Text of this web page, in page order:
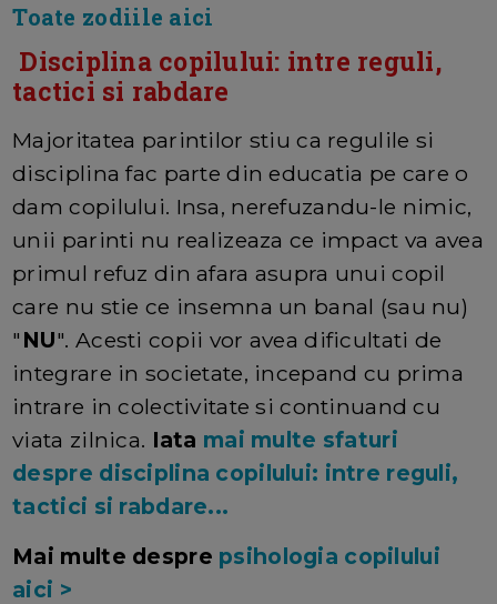
Toate zodiile aici
Disciplina copilului: intre reguli,
tactici si rabdare
Majoritatea parintilor stiu ca regulile si
disciplina fac parte din educatia pe care o
dam copilului. Insa, nerefuzandu-le nimic,
unii parinti nu realizeaza ce impact va avea
primul refuz din afara asupra unui copil
care nu stie ce insemna un banal (sau nu)
" NU". Acesti copii vor avea dificultati de
integrare in societate, incepand cu prima
intrare in colectivitate si continuand cu
viata zilnica. Iata mai multe sfaturi
despre disciplina copilului: intre reguli,
tactici si rabdare...
Mai multe despre psihologia copilului
aici >